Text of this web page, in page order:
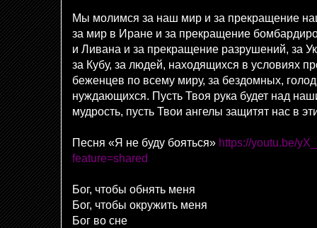
Мы молимся за наш мир и за прекращение
за мир в Иране и за прекращение
и Ливана и за прекращение разрушений, за
за Кубу, за людей, находящихся в условиях
беженцев по всему миру, за бездомных,
нуждающихся. Пусть Твоя рука будет над
мудрость, пусть Твои ангелы защитят нас в
Песня «Я не буду бояться» https://youtu.be/
feature=shared
Бог, чтобы обнять меня
Бог, чтобы окружить меня
Бог во сне